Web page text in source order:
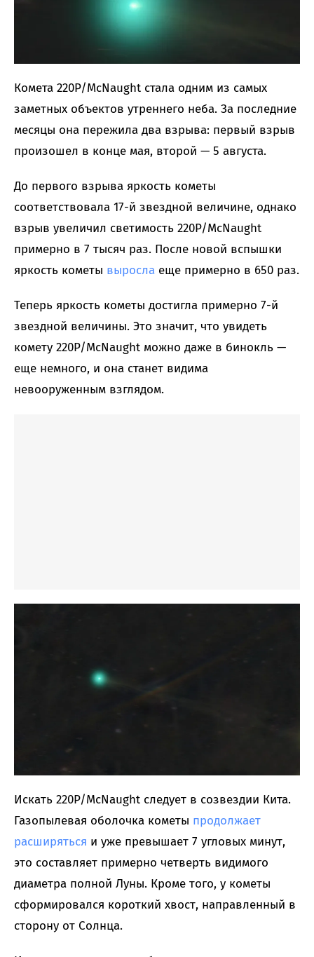
Комета 220P/McNaught стала одним из самых
заметных объектов утреннего неба. За последние
месяцы она пережила два взрыва: первый взрыв
произошел в конце мая, второй — 5 августа.
До первого взрыва яркость кометы
соответствовала 17-й звездной величине, однако
взрыв увеличил светимость 220P/McNaught
примерно в 7 тысяч раз. После новой вспышки
яркость кометы выросла еще примерно в 650 раз.
Теперь яркость кометы достигла примерно 7-й
звездной величины. Это значит, что увидеть
комету 220P/McNaught можно даже в бинокль —
еще немного, и она станет видима
невооруженным взглядом.
Искать 220P/McNaught следует в созвездии Кита.
Газопылевая оболочка кометы продолжает
расширяться и уже превышает 7 угловых минут,
это составляет примерно четверть видимого
диаметра полной Луны. Кроме того, у кометы
сформировался короткий хвост, направленный в
сторону от Солнца.